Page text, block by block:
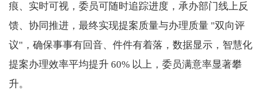
痕、实时可视，委员可随时追踪进度，承办部门线上反
馈、协同推进，最终实现提案质量与办理质量 "双向评
议"，确保事事有回音、件件有着落，数据显示，智慧化
提案办理效率平均提升 60% 以上，委员满意率显著攀
升。